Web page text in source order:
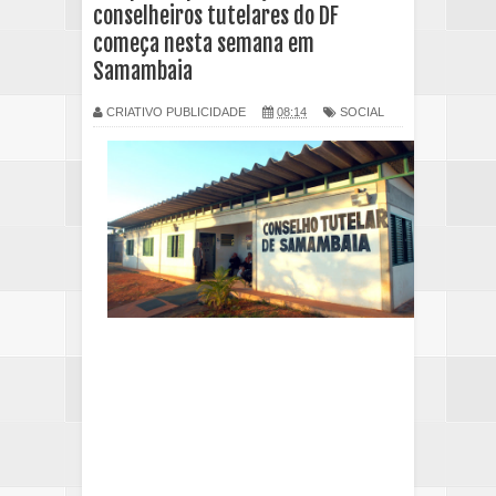
conselheiros tutelares do DF
começa nesta semana em
Samambaia
CRIATIVO PUBLICIDADE 08:14 SOCIAL